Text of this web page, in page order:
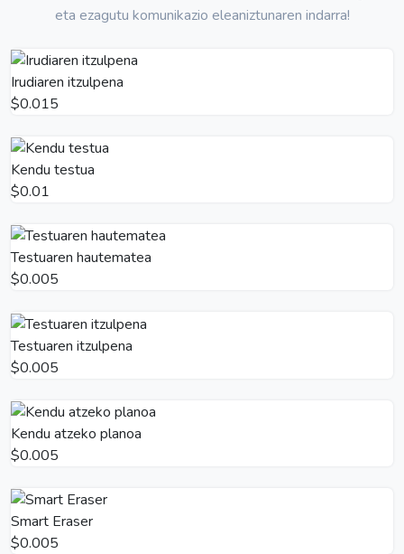
eta ezagutu komunikazio eleaniztunaren indarra!
Irudiaren itzulpena
$0.015
Kendu testua
$0.01
Testuaren hautematea
$0.005
Testuaren itzulpena
$0.005
Kendu atzeko planoa
$0.005
Smart Eraser
$0.005